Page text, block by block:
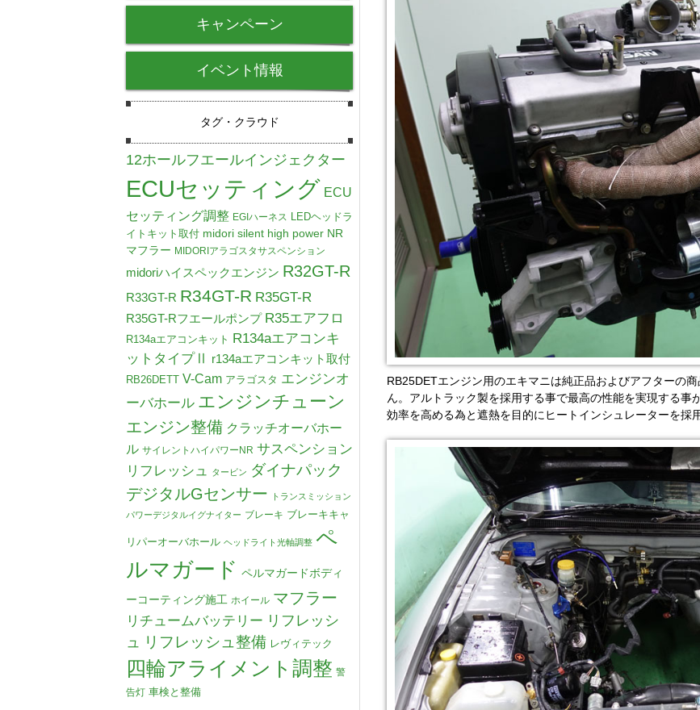
RB25DETエンジン用のエキマニは純正品およびアフターの
ん。アルトラック製を採用する事で最高の性能を実現する
効率を高める為と遮熱を目的にヒートインシュレーターを採
キャンペーン
イベント情報
タグ・クラウド
12ホールフエールインジェクター
ECUセッティング ECU
セッティング調整 EGIハーネス LEDヘッドラ
イトキット取付 midori silent high power NR
マフラー MIDORIアラゴスタサスペンション
midoriハイスペックエンジン R32GT-R
R33GT-R R34GT-R R35GT-R
R35GT-Rフエールポンプ R35エアフロ
R134aエアコンキット R134aエアコンキ
ットタイプⅡ
r134aエアコンキット取付
RB26DETT V-Cam アラゴスタ エンジンオ
ーバホール エンジンチューン
エンジン整備 クラッチオーバホー
ル サイレントハイパワーNR サスペンション
リフレッシュ
タービン ダイナパック
デジタルGセンサー
トランスミッション
パワーデジタルイグナイター ブレーキ ブレーキキャ
リパーオーバホール ヘッドライト光軸調整 ペ
ルマガード ペルマガードボディ
ーコーティング施工 ホイール マフラー
リチュームバッテリー リフレッシ
ュ
リフレッシュ整備 レヴィテック
四輪アライメント調整 警
告灯 車検と整備